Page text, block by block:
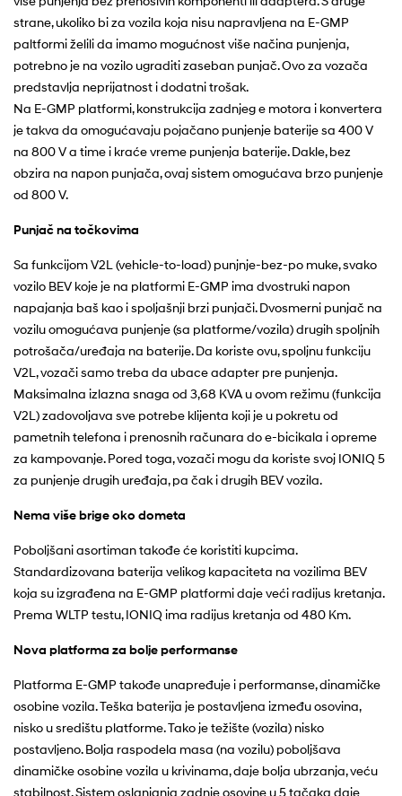
strane, ukoliko bi za vozila koja nisu napravljena na E-GMP
paltformi želili da imamo mogućnost više načina punjenja,
potrebno je na vozilo ugraditi zaseban punjač. Ovo za vozača
predstavlja neprijatnost i dodatni trošak.
Na E-GMP platformi, konstrukcija zadnjeg e motora i konvertera
je takva da omogućavaju pojačano punjenje baterije sa 400 V
na 800 V a time i kraće vreme punjenja baterije. Dakle, bez
obzira na napon punjača, ovaj sistem omogućava brzo punjenje
od 800 V.
Punjač na točkovima
Sa funkcijom V2L (vehicle-to-load) punjnje-bez-po muke, svako
vozilo BEV koje je na platformi E-GMP ima dvostruki napon
napajanja baš kao i spoljašnji brzi punjači. Dvosmerni punjač na
vozilu omogućava punjenje (sa platforme/vozila) drugih spoljnih
potrošača/uređaja na baterije. Da koriste ovu, spoljnu funkciju
V2L, vozači samo treba da ubace adapter pre punjenja.
Maksimalna izlazna snaga od 3,68 KVA u ovom režimu (funkcija
V2L) zadovoljava sve potrebe klijenta koji je u pokretu od
pametnih telefona i prenosnih računara do e-bicikala i opreme
za kampovanje. Pored toga, vozači mogu da koriste svoj IONIQ 5
za punjenje drugih uređaja, pa čak i drugih BEV vozila.
Nema više brige oko dometa
Poboljšani asortiman takođe će koristiti kupcima.
Standardizovana baterija velikog kapaciteta na vozilima BEV
koja su izgrađena na E-GMP platformi daje veći radijus kretanja.
Prema WLTP testu, IONIQ ima radijus kretanja od 480 Km.
Nova platforma za bolje performanse
Platforma E-GMP takođe unapređuje i performanse, dinamičke
osobine vozila. Teška baterija je postavljena između osovina,
nisko u središtu platforme. Tako je težište (vozila) nisko
postavljeno. Bolja raspodela masa (na vozilu) poboljšava
dinamičke osobine vozila u krivinama, daje bolja ubrzanja, veću
stabilnost. Sistem oslanjanja zadnje osovine u 5 tačaka daje